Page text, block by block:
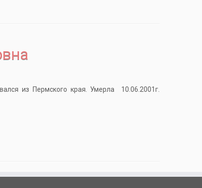
из Пермского края. Умерла 10.06.2001г.